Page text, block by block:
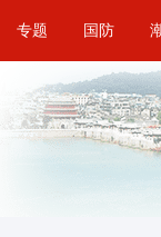
专题 国防